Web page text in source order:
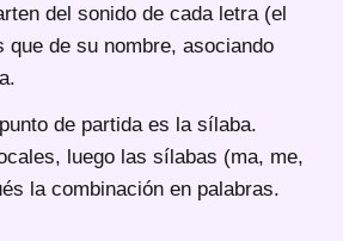
del sonido de cada letra (el
que de su nombre, asociando
de partida es la sílaba.
luego las sílabas (ma, me,
la combinación en palabras.